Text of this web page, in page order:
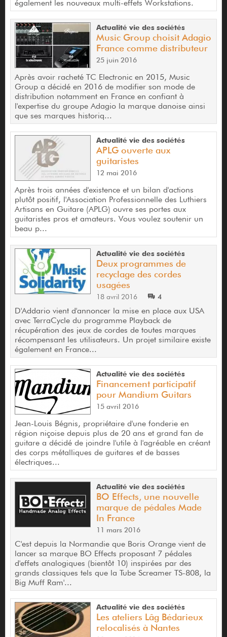
également les nouveaux multi-effets Workstations.
Actualité vie des sociétés
Music Group choisit Adagio
France comme distributeur
25 juin 2016
Après avoir racheté TC Electronic en 2015, Music
Group a décidé en 2016 de modifier son mode de
distribution notamment en France en confiant à
l'expertise du groupe Adagio la marque danoise ainsi
que ses marques historiq...
Actualité vie des sociétés
APLG ouverte aux
guitaristes
12 mai 2016
Après trois années d'existence et un bilan d'actions
plutôt positif, l'Association Professionnelle des Luthiers
Artisans en Guitare (APLG) ouvre ses portes aux
guitaristes pros et amateurs. Vous voulez soutenir un
beau p...
Actualité vie des sociétés
Deux programmes de
recyclage des cordes
usagées
18 avril 2016 4
D'Addario vient d'annoncer la mise en place aux USA
avec TerraCycle du programme Playback de
récupération des jeux de cordes de toutes marques
récompensant les utilisateurs. Un projet similaire existe
également en France...
Actualité vie des sociétés
Financement participatif
pour Mandium Guitars
15 avril 2016
Jean-Louis Bégnis, propriétaire d'une fonderie en
région niçoise depuis plus de 20 ans et grand fan de
guitare a décidé de joindre l'utile à l'agréable en créant
des corps métalliques de guitares et de basses
électriques...
Actualité vie des sociétés
BO Effects, une nouvelle
marque de pédales Made
In France
11 mars 2016
C'est depuis la Normandie que Boris Orange vient de
lancer sa marque BO Effects proposant 7 pédales
d'effets analogiques (bientôt 10) inspirées par des
grands classiques tels que la Tube Screamer TS-808, la
Big Muff Ram'...
Actualité vie des sociétés
Les ateliers Lâg Bédarieux
relocalisés à Nantes